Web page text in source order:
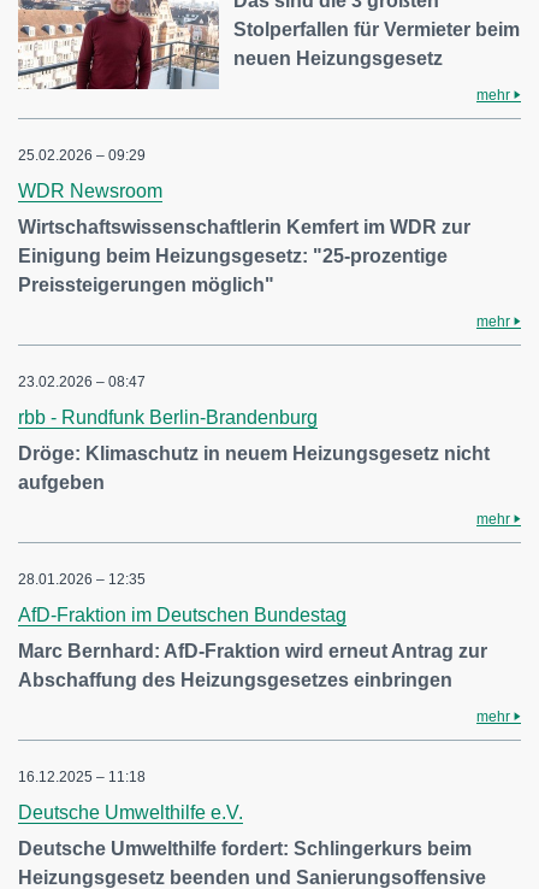
Stolperfallen für Vermieter beim
neuen Heizungsgesetz
mehr
25.02.2026 – 09:29
WDR Newsroom
Wirtschaftswissenschaftlerin Kemfert im WDR zur
Einigung beim Heizungsgesetz: "25-prozentige
Preissteigerungen möglich"
mehr
23.02.2026 – 08:47
rbb - Rundfunk Berlin-Brandenburg
Dröge: Klimaschutz in neuem Heizungsgesetz nicht
aufgeben
mehr
28.01.2026 – 12:35
AfD-Fraktion im Deutschen Bundestag
Marc Bernhard: AfD-Fraktion wird erneut Antrag zur
Abschaffung des Heizungsgesetzes einbringen
mehr
16.12.2025 – 11:18
Deutsche Umwelthilfe e.V.
Deutsche Umwelthilfe fordert: Schlingerkurs beim
Heizungsgesetz beenden und Sanierungsoffensive